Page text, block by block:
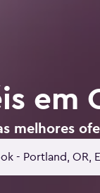
em
melhores